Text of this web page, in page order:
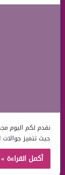
نقدم لكم اليوم
حيث تتميز
أكمل القراءة »